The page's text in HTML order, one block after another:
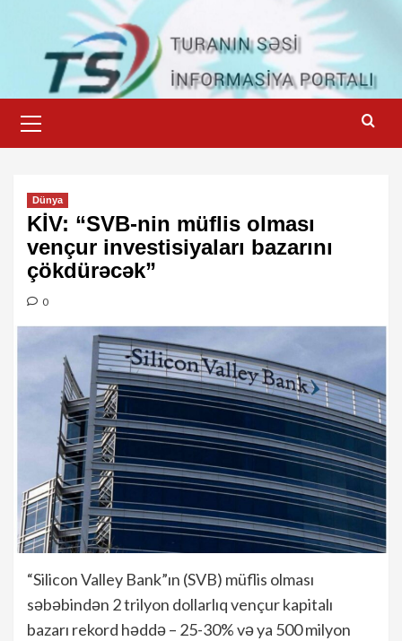
content
Menu
Dünya
KİV: “SVB-nin müflis olması
vençur investisiyaları bazarını
çökdürəcək”
0
“Silicon Valley Bank”ın (SVB) müflis olması
səbəbindən 2 trilyon dollarlıq vençur kapitalı
bazarı rekord həddə – 25-30% və ya 500 milyon